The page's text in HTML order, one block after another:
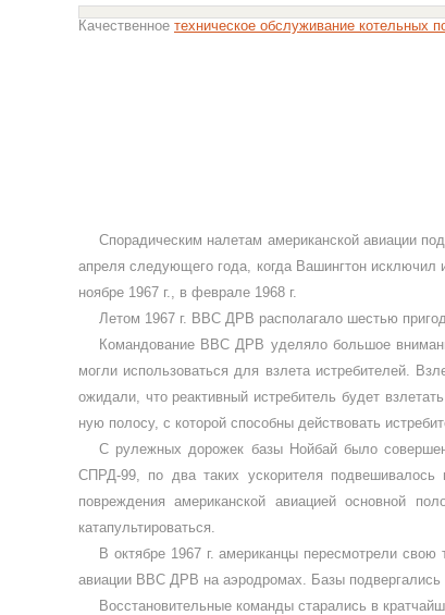
Качественное техническое обслуживание котельных
Спорадическим налетам аме­риканской авиации
апреля следу­ющего года, когда Вашингтон
ноябре 1967 г., в феврале 1968 г.
Летом 1967 г. ВВС ДРВ распо­лагало шестью
Командование ВВС ДРВ уделяло большое
могли использо­ваться для взлета истребителей.
ожидали, что реактивный истребитель будет
ную полосу, с которой способны дей­ствовать
С рулежных дорожек базы Нойбай было
СПРД-99, по два таких ускорителя
повреждения аме­риканской авиацией основной
катапультироваться.
В октябре 1967 г. американцы пересмотрели
авиации ВВС ДРВ на аэродромах. Базы подвергались
Восстановительные команды старались в